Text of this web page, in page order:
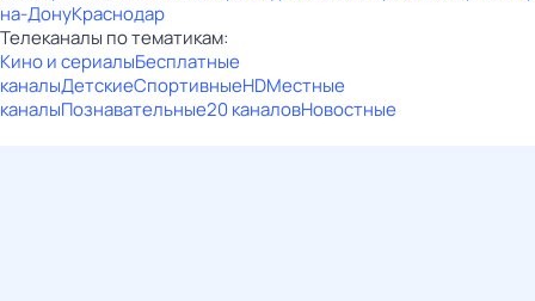
на-ДонуКраснодар
Телеканалы по тематикам:
Кино и сериалыБесплатные
каналыДетскиеСпортивныеHDМестные
каналыПознавательные20 каналовНовостные